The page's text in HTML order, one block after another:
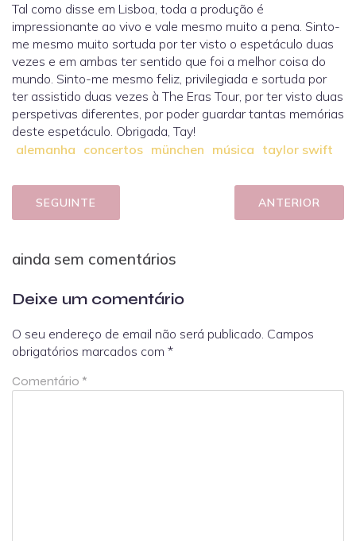
Tal como disse em Lisboa, toda a produção é
impressionante ao vivo e vale mesmo muito a pena. Sinto-
me mesmo muito sortuda por ter visto o espetáculo duas
vezes e em ambas ter sentido que foi a melhor coisa do
mundo. Sinto-me mesmo feliz, privilegiada e sortuda por
ter assistido duas vezes à The Eras Tour, por ter visto duas
perspetivas diferentes, por poder guardar tantas memórias
deste espetáculo. Obrigada, Tay!
alemanha concertos münchen música taylor swift
SEGUINTE ANTERIOR
ainda sem comentários
Deixe um comentário
O seu endereço de email não será publicado. Campos
obrigatórios marcados com *
Comentário *